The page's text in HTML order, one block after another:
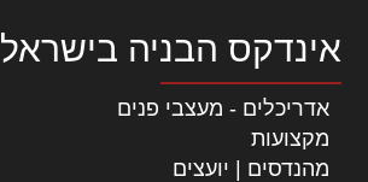
אינדקס הבניה בישראל
אדריכלים - מעצבי פנים
מקצועות
מהנדסים | יועצים